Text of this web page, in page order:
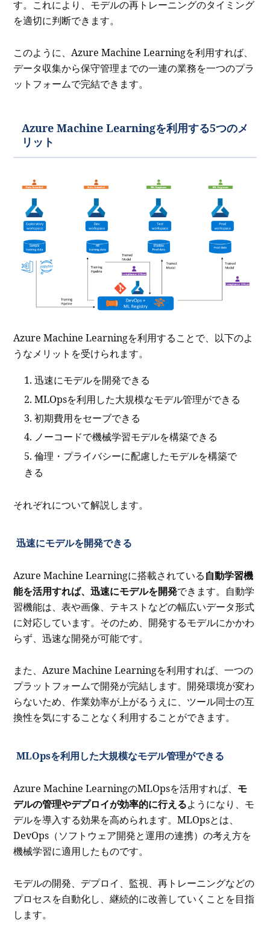
す。これにより、モデルの再トレーニングのタイミング
を適切に判断できます。
このように、Azure Machine Learningを利用すれば、
データ収集から保守管理までの一連の業務を一つのプラ
ットフォームで完結できます。
Azure Machine Learningを利用する5つのメ
リット
Azure Machine Learningを利用することで、以下のよ
うなメリットを受けられます。
迅速にモデルを開発できる
MLOpsを利用した大規模なモデル管理ができる
初期費用をセーブできる
ノーコードで機械学習モデルを構築できる
倫理・プライバシーに配慮したモデルを構築で
きる
それぞれについて解説します。
迅速にモデルを開発できる
Azure Machine Learningに搭載されている自動学習機
能を活用すれば、迅速にモデルを開発できます。自動学
習機能は、表や画像、テキストなどの幅広いデータ形式
に対応しています。そのため、開発するモデルにかかわ
らず、迅速な開発が可能です。
また、Azure Machine Learningを利用すれば、一つの
プラットフォームで開発が完結します。開発環境が変わ
らないため、作業効率が上がるうえに、ツール同士の互
換性を気にすることなく利用することができます。
MLOpsを利用した大規模なモデル管理ができる
Azure Machine LearningのMLOpsを活用すれば、 モ
デルの管理やデプロイが効率的に行えるようになり、モ
デルを導入する効果を高められます。MLOpsとは、
DevOps（ソフトウェア開発と運用の連携）の考え方を
機械学習に適用したものです。
モデルの開発、デプロイ、監視、再トレーニングなどの
プロセスを自動化し、継続的に改善していくことを目指
します。